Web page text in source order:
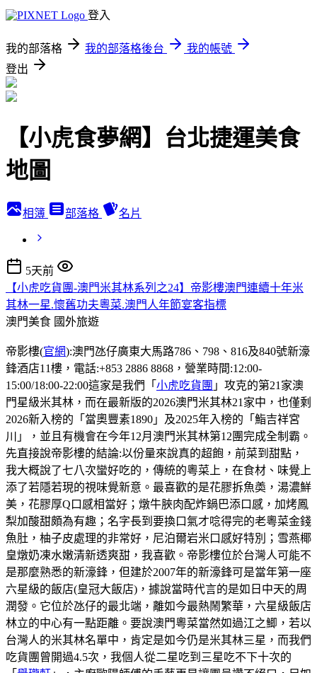
登入
我的部落格 我的部落格後台
我的帳號
登出
【小虎食夢網】台北捷運美食
地圖
相簿 部落格 名片
5天前
【小虎吃貨團-澳門米其林系列之24】帝影樓澳門連續十年米
其林一星.懷舊功夫粵菜.澳門人年節宴客指標
澳門美食 國外旅遊
帝影樓(官網):澳門氹仔廣東大馬路786、798、816及840號新濠
鋒酒店11樓，電話:+853 2886 8868，營業時間:12:00-
15:00/18:00-22:00這家是我們「 小虎吃貨團 」攻克的第21家澳
門星級米其林，而在最新版的2026澳門米其林21家中，也僅剩
2026新入榜的「當奧豐素1890」及2025年入榜的「鮨吉祥宮
川」，並且有機會在今年12月澳門米其林第12團完成全制霸。
先直接說帝影樓的結論:以份量來說真的超飽，前菜到甜點，
我大概說了七八次蠻好吃的，傳統的粵菜上，在食材、味覺上
添了若隱若現的視味覺新意。最喜歡的是花膠拆魚𡙡，湯濃鮮
美，花膠厚Q口感相當好；燉牛脥肉配炸鍋巴添口感，加烤鳳
梨加酸甜頗為有趣；名字長到要換口氣才唸得完的老粵菜金錢
魚肚，柚子皮處理的非常好，尼泊爾岩米口感好特別；雪燕椰
皇燉奶凍水嫩清新透爽甜，我喜歡。帝影樓位於台灣人可能不
是那麼熟悉的新濠鋒，但建於2007年的新濠鋒可是當年第一座
六星級的飯店(皇冠大飯店)，據說當時代言的是如日中天的周
潤發。它位於氹仔的最北端，離如今最熱鬧繁華，六星級飯店
林立的中心有一點距離。要說澳門粵菜當然如過江之鯽，若以
台灣人的米其林名單中，肯定是如今仍是米其林三星，而我們
吃貨團曾開過4.5次，我個人從二星吃到三星吃不下十次的